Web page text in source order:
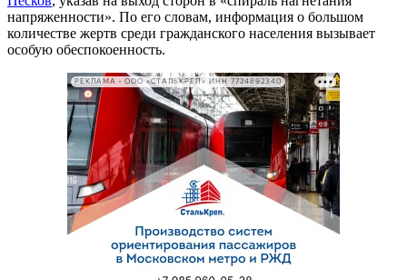
напряженности». По его словам, информация о большом
количестве жертв среди гражданского населения вызывает
особую обеспокоенность.
РЕКЛАМА • ООО «СТАЛЬКРЕП» ИНН 7724892340